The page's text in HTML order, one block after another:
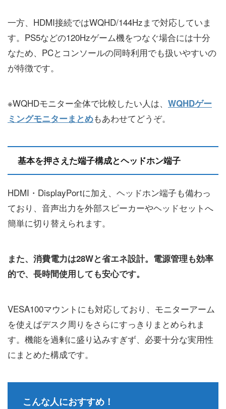
一方、HDMI接続ではWQHD/144Hzまで対応していま
す。PS5などの120Hzゲーム機をつなぐ場合には十分
なため、PCとコンソールの同時利用でも扱いやすいの
が特徴です。
※WQHDモニター全体で比較したい人は、 WQHDゲー
ミングモニターまとめもあわせてどうぞ。
基本を押さえた端子構成とヘッドホン端子
HDMI・DisplayPortに加え、ヘッドホン端子も備わっ
ており、音声出力を外部スピーカーやヘッドセットへ
簡単に切り替えられます。
また、消費電力は28Wと省エネ設計。電源管理も効率
的で、長時間使用しても安心です。
VESA100マウントにも対応しており、モニターアーム
を使えばデスク周りをさらにすっきりまとめられま
す。機能を過剰に盛り込みすぎず、必要十分な実用性
にまとめた構成です。
こんな人におすすめ！